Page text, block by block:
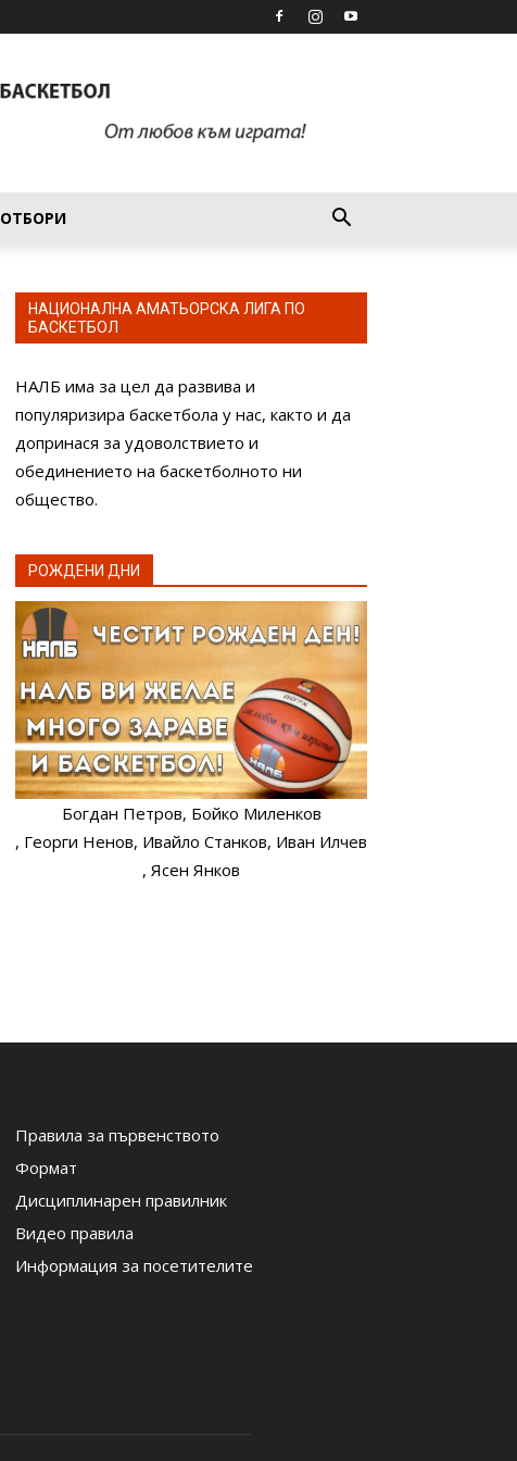
ОТБОРИ
НАЦИОНАЛНА АМАТЬОРСКА ЛИГА ПО
БАСКЕТБОЛ
НАЛБ има за цел да развива и
популяризира баскетбола у нас, както и да
допринася за удоволствието и
обединението на баскетболното ни
общество.
РОЖДЕНИ ДНИ
Богдан Петров, Бойко Миленков
, Георги Ненов, Ивайло Станков, Иван Илчев
, Ясен Янков
Правила за първенството
Формат
Дисциплинарен правилник
Видео правила
Информация за посетителите